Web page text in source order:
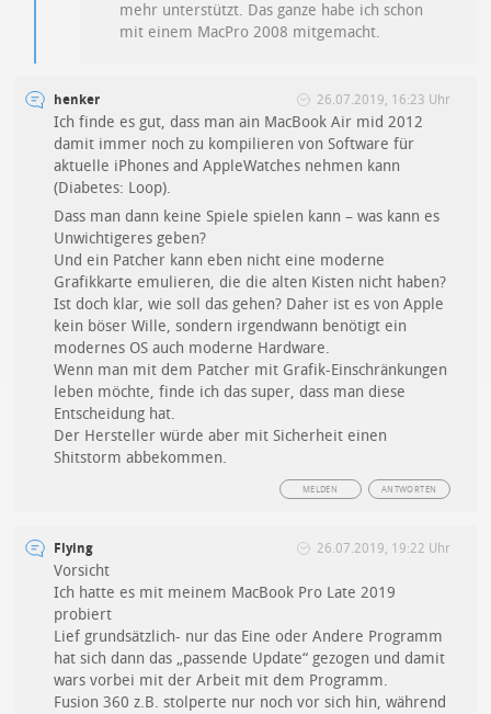
mehr unterstützt. Das ganze habe ich schon
mit einem MacPro 2008 mitgemacht.
henker 26.07.2019, 16:23 Uhr
Ich finde es gut, dass man ain MacBook Air mid 2012
damit immer noch zu kompilieren von Software für
aktuelle iPhones and AppleWatches nehmen kann
(Diabetes: Loop).
Dass man dann keine Spiele spielen kann – was kann es
Unwichtigeres geben?
Und ein Patcher kann eben nicht eine moderne
Grafikkarte emulieren, die die alten Kisten nicht haben?
Ist doch klar, wie soll das gehen? Daher ist es von Apple
kein böser Wille, sondern irgendwann benötigt ein
modernes OS auch moderne Hardware.
Wenn man mit dem Patcher mit Grafik-Einschränkungen
leben möchte, finde ich das super, dass man diese
Entscheidung hat.
Der Hersteller würde aber mit Sicherheit einen
Shitstorm abbekommen.
ANTWORTEN
MELDEN
Flying 26.07.2019, 19:22 Uhr
Vorsicht
Ich hatte es mit meinem MacBook Pro Late 2019
probiert
Lief grundsätzlich- nur das Eine oder Andere Programm
hat sich dann das „passende Update“ gezogen und damit
wars vorbei mit der Arbeit mit dem Programm.
Fusion 360 z.B. stolperte nur noch vor sich hin, während